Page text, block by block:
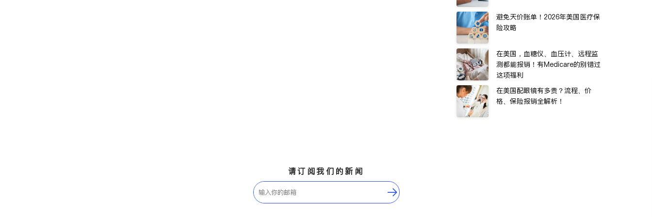
避免天价账单！2026年美国医疗保
险攻略
在美国，血糖仪、血压计、远程监
测都能报销！有Medicare的别错过
这项福利
在美国配眼镜有多贵？流程、价
格、保险报销全解析！
请订阅我们的新闻